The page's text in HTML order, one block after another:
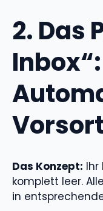
2. Das
Inbox“:
Das Konzept:
komplett leer.
in